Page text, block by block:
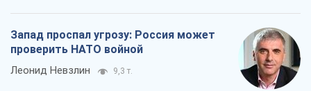
Запад проспал угрозу: Россия может
проверить НАТО войной
Леонид Невзлин 9,3 т.